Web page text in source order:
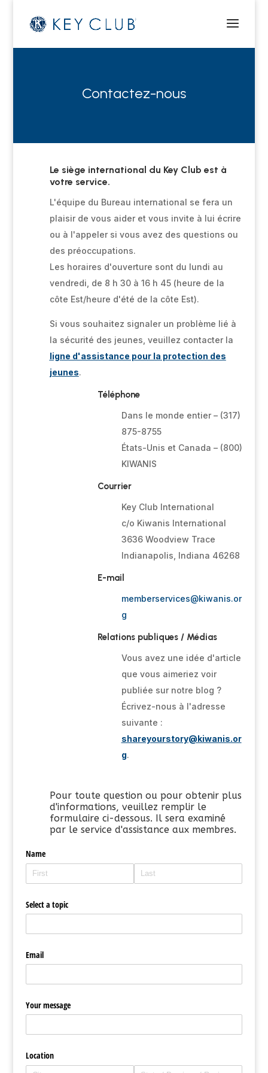
Contactez-nous
Le siège international du Key Club est à
votre service.
L'équipe du Bureau international se fera un
plaisir de vous aider et vous invite à lui écrire
ou à l'appeler si vous avez des questions ou
des préoccupations.
Les horaires d'ouverture sont du lundi au
vendredi, de 8 h 30 à 16 h 45 (heure de la
côte Est/heure d'été de la côte Est).
Si vous souhaitez signaler un problème lié à
la sécurité des jeunes, veuillez contacter la
ligne d'assistance pour la protection des
jeunes.
Téléphone
Dans le monde entier – (317)
875-8755
États-Unis et Canada – (800)
KIWANIS
Courrier
Key Club International
c/o Kiwanis International
3636 Woodview Trace
Indianapolis, Indiana 46268
E-mail
memberservices@kiwanis.or
g
Relations publiques / Médias
Vous avez une idée d'article
que vous aimeriez voir
publiée sur notre blog ?
Écrivez-nous à l'adresse
suivante :
shareyourstory@kiwanis.or
g.
Pour toute question ou pour obtenir plus
d'informations, veuillez remplir le
formulaire ci-dessous. Il sera examiné
par le service d'assistance aux membres.
Name
Select a topic
Email
Your message
Location